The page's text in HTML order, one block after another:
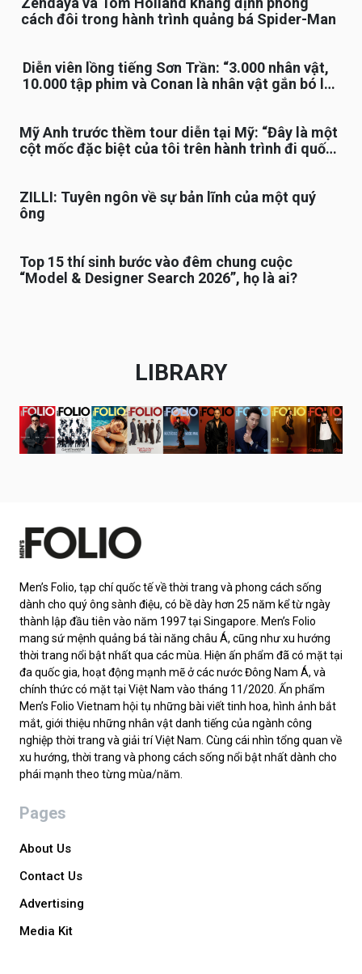
cách đôi trong hành trình quảng bá Spider-Man
Diễn viên lồng tiếng Sơn Trần: “3.000 nhân vật,
10.000 tập phim và Conan là nhân vật gắn bó lâu
Mỹ Anh trước thềm tour diễn tại Mỹ: “Đây là một
cột mốc đặc biệt của tôi trên hành trình đi quốc
ZILLI: Tuyên ngôn về sự bản lĩnh của một quý
ông
Top 15 thí sinh bước vào đêm chung cuộc
“Model & Designer Search 2026”, họ là ai?
LIBRARY
Men’s Folio, tạp chí quốc tế về thời trang và phong cách sống
dành cho quý ông sành điệu, có bề dày hơn 25 năm kể từ ngày
thành lập đầu tiên vào năm 1997 tại Singapore. Men’s Folio
mang sứ mệnh quảng bá tài năng châu Á, cũng như xu hướng
thời trang nổi bật nhất qua các mùa. Hiện ấn phẩm đã có mặt tại
đa quốc gia, hoạt động mạnh mẽ ở các nước Đông Nam Á, và
chính thức có mặt tại Việt Nam vào tháng 11/2020. Ấn phẩm
Men’s Folio Vietnam hội tụ những bài viết tinh hoa, hình ảnh bắt
mắt, giới thiệu những nhân vật danh tiếng của ngành công
nghiệp thời trang và giải trí Việt Nam. Cùng cái nhìn tổng quan về
xu hướng, thời trang và phong cách sống nổi bật nhất dành cho
phái mạnh theo từng mùa/năm.
Pages
About Us
Contact Us
Advertising
Media Kit